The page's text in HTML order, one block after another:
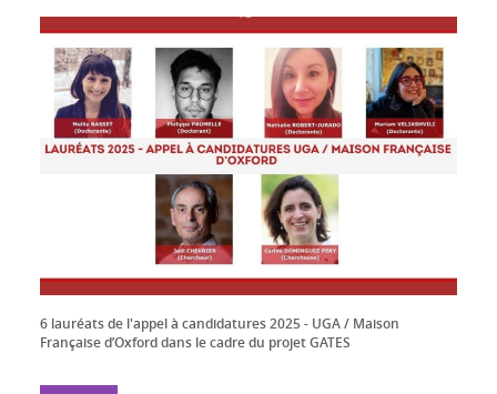
6 lauréats de l'appel à candidatures 2025 - UGA / Maison
Française d’Oxford dans le cadre du projet GATES